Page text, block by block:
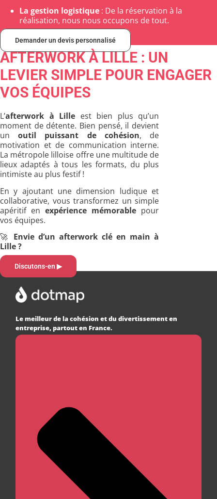
La gestion logistique : De la réservation à la
réalisation, nous nous occupons de tout.
Demander un devis personnalisé
AFTERWORK À LILLE : UN
LEVIER SIMPLE POUR ENGAGER
VOS ÉQUIPES
L’afterwork à Lille est bien plus qu’un
moment de détente. Bien pensé, il devient
unoutil puissant de cohésion, de
motivation et de communication interne.
La métropole lilloise offre une multitude de
lieux adaptés à tous les formats, du plus
intimiste au plus festif !
En y ajoutant une dimension ludique et
collaborative, vous transformez un simple
apéritif en expérience mémorable pour
vos équipes.
🚀 Envie d’un afterwork clé en main à
Lille ?
Discutons-en ▶︎
Le meilleur de la cohésion et du divertissement en
entreprise, partout en France.